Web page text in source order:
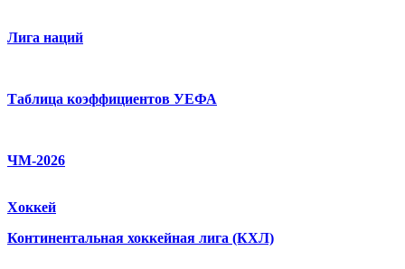
Лига наций
Таблица коэффициентов УЕФА
ЧМ-2026
Хоккей
Континентальная хоккейная лига (КХЛ)